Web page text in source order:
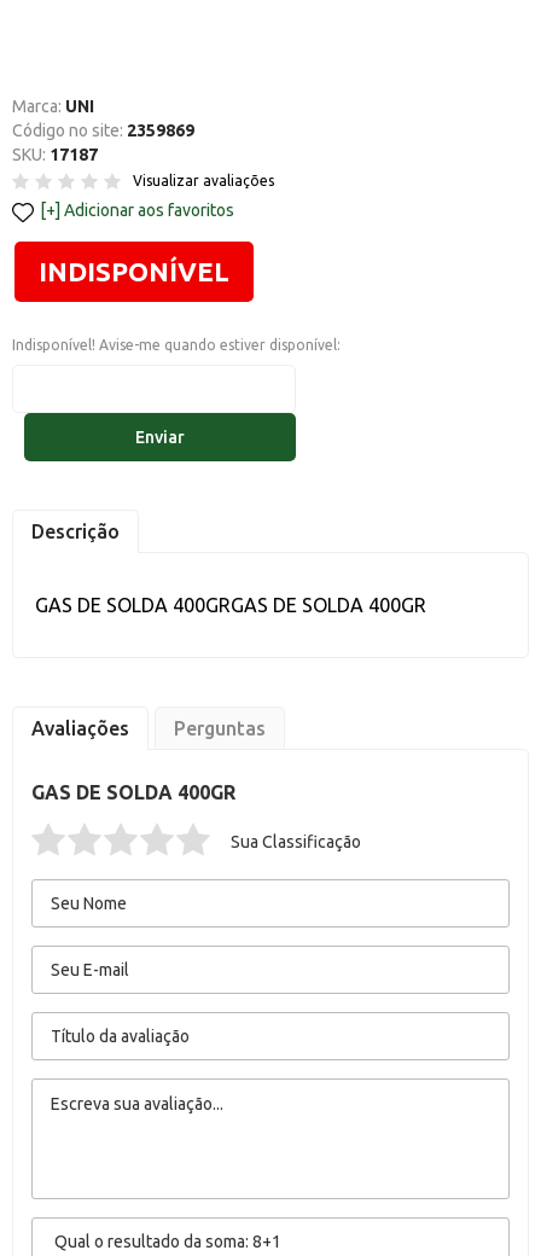
Marca: UNI
Código no site: 2359869
SKU: 17187
Visualizar avaliações
Adicionar aos favoritos
INDISPONÍVEL
Indisponível! Avise-me quando estiver disponível:
Enviar
Descrição
GAS DE SOLDA 400GRGAS DE SOLDA 400GR
Avaliações Perguntas
GAS DE SOLDA 400GR
Sua Classificação